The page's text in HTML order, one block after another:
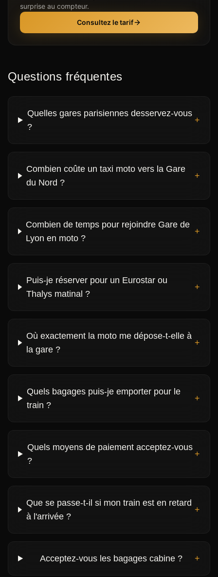
surprise au compteur.
Consultez le tarif
Questions fréquentes
Quelles gares parisiennes desservez-vous
?
+
Combien coûte un taxi moto vers la Gare
du Nord ?
+
Combien de temps pour rejoindre Gare de
Lyon en moto ?
+
Puis-je réserver pour un Eurostar ou
Thalys matinal ?
+
Où exactement la moto me dépose-t-elle à
la gare ?
+
Quels bagages puis-je emporter pour le
train ?
+
Quels moyens de paiement acceptez-vous
?
+
Que se passe-t-il si mon train est en retard
à l'arrivée ?
+
Acceptez-vous les bagages cabine ? +